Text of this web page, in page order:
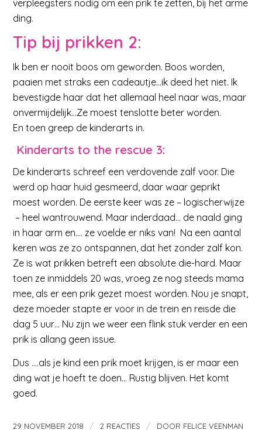
verpleegsters nodig om een prik te zetten, bij het arme
ding.
Tip bij prikken 2:
Ik ben er nooit boos om geworden. Boos worden,
paaien met straks een cadeautje…ik deed het niet. Ik
bevestigde haar dat het allemaal heel naar was, maar
onvermijdelijk…Ze moest tenslotte beter worden.
En toen greep de kinderarts in.
Kinderarts to the rescue 3:
De kinderarts schreef een verdovende zalf voor. Die
werd op haar huid gesmeerd, daar waar geprikt
moest worden. De eerste keer was ze – logischerwijze
– heel wantrouwend. Maar inderdaad… de naald ging
in haar arm en…. ze voelde er niks van! Na een aantal
keren was ze zo ontspannen, dat het zonder zalf kon.
Ze is wat prikken betreft een absolute die-hard. Maar
toen ze inmiddels 20 was, vroeg ze nog steeds mama
mee, als er een prik gezet moest worden. Nou je snapt,
deze moeder stapte er voor in de trein en reisde die
dag 5 uur… Nu zijn we weer een flink stuk verder en een
prik is allang geen issue.
Dus ….als je kind een prik moet krijgen, is er maar een
ding wat je hoeft te doen… Rustig blijven. Het komt
goed.
29 NOVEMBER 2018 / 2 REACTIES / DOOR FELICE VEENMAN